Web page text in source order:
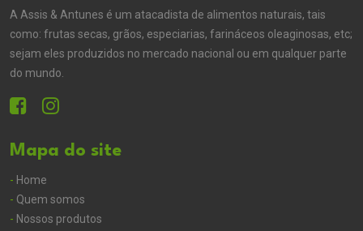
A Assis & Antunes é um atacadista de alimentos naturais, tais
como: frutas secas, grãos, especiarias, farináceos oleaginosas, etc;
sejam eles produzidos no mercado nacional ou em qualquer parte
do mundo.
Mapa do site
- Home
- Quem somos
- Nossos produtos